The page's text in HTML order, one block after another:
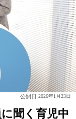
公開日:2026年1月23日
聞く育児中